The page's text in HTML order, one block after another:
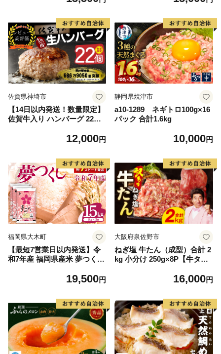
品 備蓄 送料無料 北海道 倶知
安町 日用品
佐賀県神埼市
【14日以内発送！数量限定】
佐賀牛入り ハンバーグ 22個
毛和牛 ブランド牛 九州 ハン
(H083106)
12,000円
静岡県焼津市
a10-1289 ネギトロ100g×16
パック 合計1.6kg
10,000円
福岡県大木町
【最短7営業日以内発送】令
和7年産 福岡県産米 夢つくし
19,500円
大阪府泉佐野市
ねぎ塩 牛たん（成型）合計 2
kg 小分け 250g×8P【牛タン
16,000円